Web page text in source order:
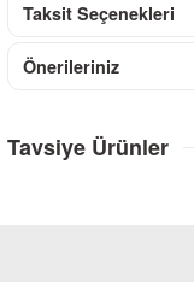
Taksit Seçenekleri
Önerileriniz
Tavsiye Ürünler